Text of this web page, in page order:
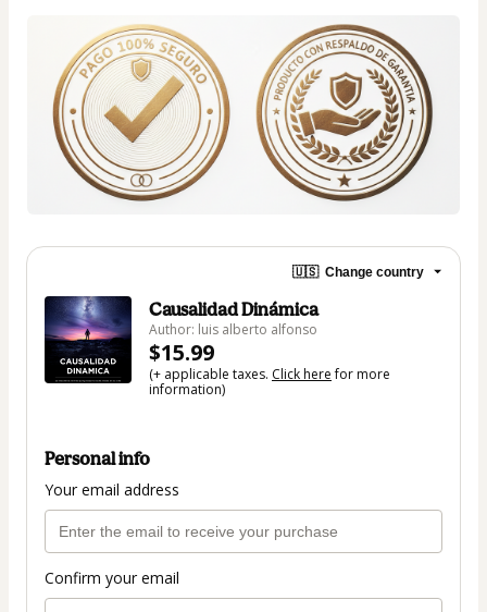
🇺🇸 Change country
Causalidad Dinámica
Author: luis alberto alfonso
$15.99
(+ applicable taxes. Click herefor more
information)
Personal info
Your email address
Confirm your email